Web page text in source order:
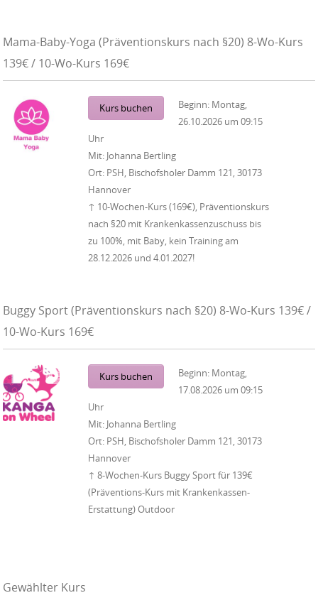
Mama-Baby-Yoga (Präventionskurs nach §20) 8-Wo-Kurs
139€ / 10-Wo-Kurs 169€
Kurs buchen Beginn: Montag,
26.10.2026 um 09:15
Uhr
Mit: Johanna Bertling
Ort: PSH, Bischofsholer Damm 121, 30173
Hannover
↑ 10-Wochen-Kurs (169€), Präventionskurs
nach §20 mit Krankenkassenzuschuss bis
zu 100%, mit Baby, kein Training am
28.12.2026 und 4.01.2027!
Buggy Sport (Präventionskurs nach §20) 8-Wo-Kurs 139€ /
10-Wo-Kurs 169€
Kurs buchen Beginn: Montag,
17.08.2026 um 09:15
Uhr
Mit: Johanna Bertling
Ort: PSH, Bischofsholer Damm 121, 30173
Hannover
↑ 8-Wochen-Kurs Buggy Sport für 139€
(Präventions-Kurs mit Krankenkassen-
Erstattung) Outdoor
Gewählter Kurs